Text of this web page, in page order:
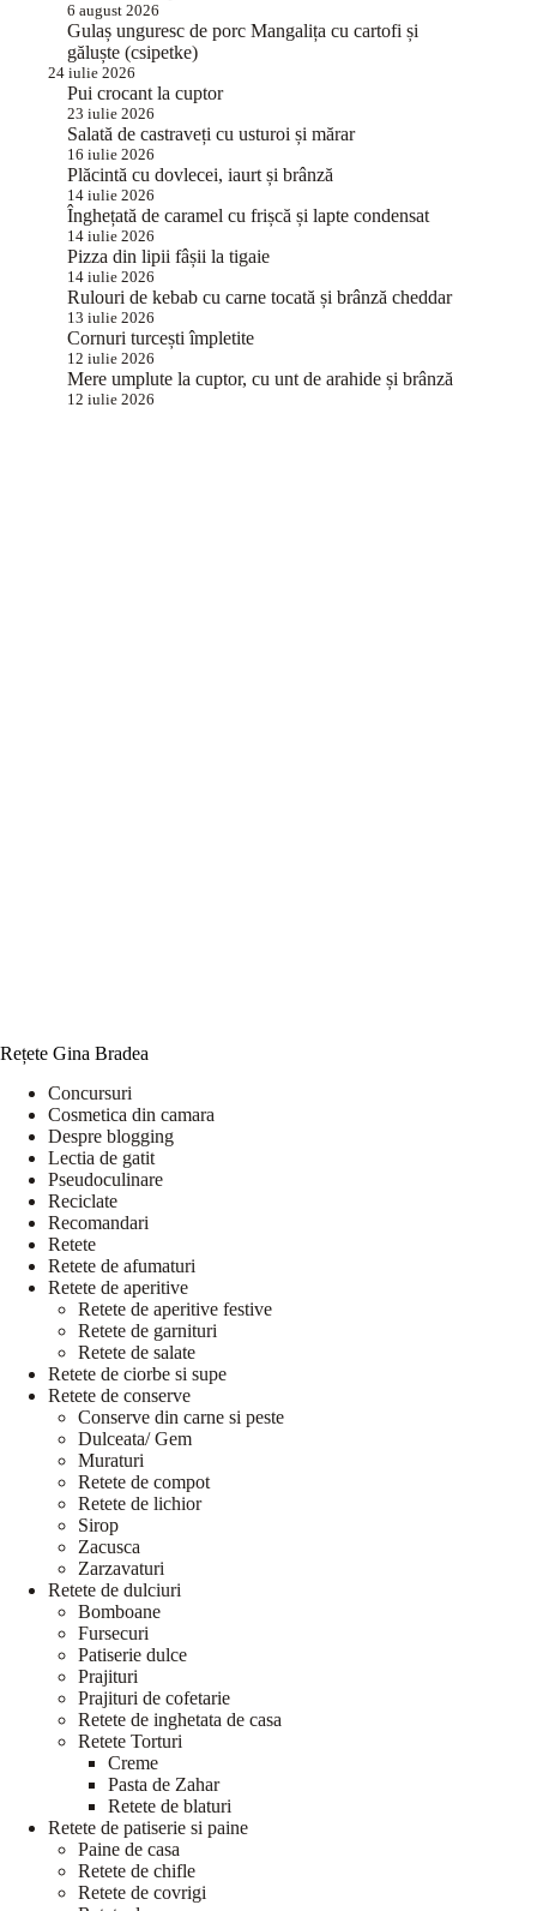
6 august 2026
Gulaș unguresc de porc Mangalița cu cartofi și
găluște (csipetke)
24 iulie 2026
Pui crocant la cuptor
23 iulie 2026
Salată de castraveți cu usturoi și mărar
16 iulie 2026
Plăcintă cu dovlecei, iaurt și brânză
14 iulie 2026
Înghețată de caramel cu frișcă și lapte condensat
14 iulie 2026
Pizza din lipii fâșii la tigaie
14 iulie 2026
Rulouri de kebab cu carne tocată și brânză cheddar
13 iulie 2026
Cornuri turcești împletite
12 iulie 2026
Mere umplute la cuptor, cu unt de arahide și brânză
12 iulie 2026
Rețete Gina Bradea
Concursuri
Cosmetica din camara
Despre blogging
Lectia de gatit
Pseudoculinare
Reciclate
Recomandari
Retete
Retete de afumaturi
Retete de aperitive
Retete de aperitive festive
Retete de garnituri
Retete de salate
Retete de ciorbe si supe
Retete de conserve
Conserve din carne si peste
Dulceata/ Gem
Muraturi
Retete de compot
Retete de lichior
Sirop
Zacusca
Zarzavaturi
Retete de dulciuri
Bomboane
Fursecuri
Patiserie dulce
Prajituri
Prajituri de cofetarie
Retete de inghetata de casa
Retete Torturi
Creme
Pasta de Zahar
Retete de blaturi
Retete de patiserie si paine
Paine de casa
Retete de chifle
Retete de covrigi